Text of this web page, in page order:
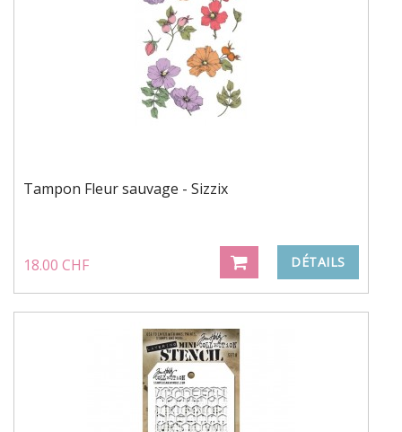
Tampon Fleur sauvage - Sizzix
18.00 CHF DÉTAILS